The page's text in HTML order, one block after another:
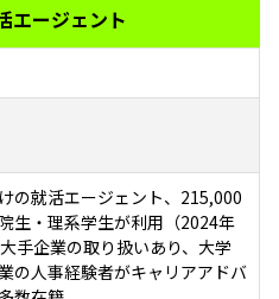
エージェント
の就活エージェント、215,000
生・理系学生が利用（2024年
手企業の取り扱いあり、大学
の人事経験者がキャリアアドバ